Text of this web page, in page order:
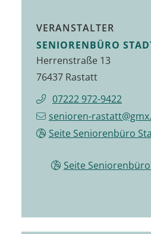
VERANSTALTER
SENIORENBÜRO
Herrenstraße 13
76437 Rastatt
07222 972-9422
senioren-
Seite Seniorenbüro
Seite